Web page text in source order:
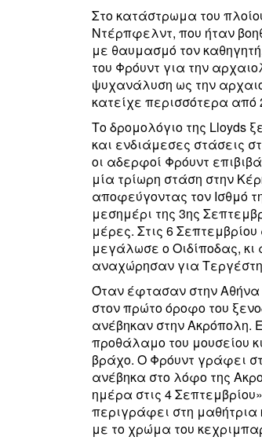
Στο κατάστρωμα του
Ντέρπφελντ, που ήταν
με θαυμασμό τον
του Φρόυντ για την
ψυχανάλυση ως την
κατείχε περισσότερα από
Το δρομολόγιο της Lloyds
και ενδιάμεσες στάσεις
οι αδερφοί Φρόυντ
μία τρίωρη στάση στην
αποφεύγοντας τον Ισθμό
μεσημέρι της 3ης
μέρες. Στις 6
μεγάλωσε ο Οιδίποδας, κι
αναχώρησαν για Τεργέστη
Όταν έφτασαν στην Αθήνα
στον πρώτο όροφο του
ανέβηκαν στην Ακρόπολη.
προθάλαμο του μουσείου
βράχο. Ο Φρόυντ γράφει
ανέβηκα στο λόφο της
ημέρα στις 4
περιγράφει στη μαθήτρια
με το χρώμα του